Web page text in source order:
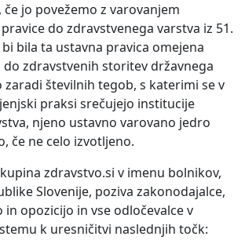
jo povežemo z varovanjem
do zdravstvenega varstva iz 51.
bi bila ta ustavna pravica omejena
zdravstvenih storitev državnega
zaradi številnih tegob, s katerimi se v
praksi srečujejo institucije
njeno ustavno varovano jedro
če ne celo izvotljeno.
zdravstvo.si v imenu bolnikov,
Slovenije, poziva zakonodajalce,
opozicijo in vse odločevalce v
k uresničitvi naslednjih točk: